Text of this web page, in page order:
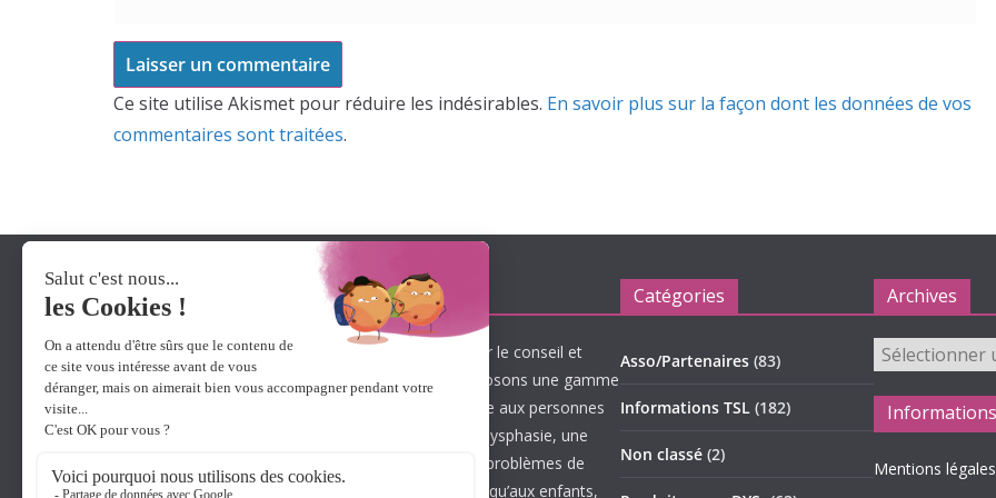
Ce site utilise Akismet pour réduire les indésirables. En savoir plus sur la façon dont les données de vos
commentaires sont traitées.
A propos de Lexidys
Lexidys met à votre disposition son savoir-faire pour le conseil et
l’expertise de solutions innovantes. Ainsi, nous proposons une gamme
de logiciels et matériels axés sur l’autonomie et l’aide aux personnes
présentant une dyslexie, une dysorthographie, une dysphasie, une
dyspraxie, une dysgraphie, une dyscalculie face aux problèmes de
lecture et d’écriture. Destinés aussi bien aux adultes qu’aux enfants,
Catégories
Asso/Partenaires (83)
Informations TSL (182)
Non classé (2)
Archives
Archives
Informations
Mentions légales